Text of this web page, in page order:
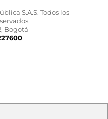
S.A.S. Todos los
Bogotá